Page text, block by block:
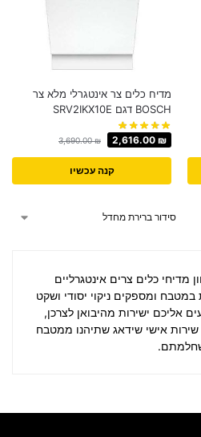
מדיח כלים ‏צר אינטגרלי מלא צר
BOSCH דגם SRV2IKX10E
3,690.00₪ 2,616.00 ₪
קנה עכשיו
מדיחי כלים צרים אינטגרליים
ומספקים ניקוי יסודי ושקט
אליכם ישירות מהיבואן לצרכן,
שירות אישי שידאג שתיהנו ממטבח